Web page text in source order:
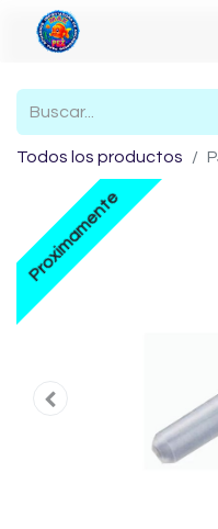
Todos los productos
Proximamente